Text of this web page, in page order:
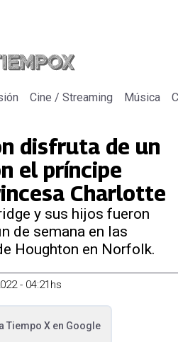
Cine / Streaming Música
disfruta de un
el príncipe
Charlotte
y sus hijos fueron
de semana en las
Houghton en Norfolk.
- 04:21hs
Tiempo Xen Google